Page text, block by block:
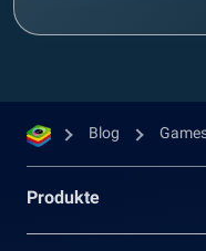
Blog
Produkte